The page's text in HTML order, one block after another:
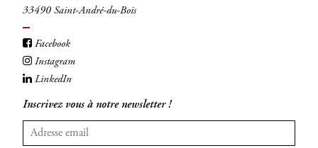
33490 Saint-André-du-Bois
Facebook
Instagram
LinkedIn
Inscrivez vous à notre newsletter !